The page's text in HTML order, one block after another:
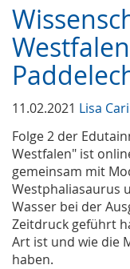
11.02.2021 Lisa
Folge 2 der
Westfalen" ist
gemeinsam mit
Westphaliasaurus
Wasser bei der
Zeitdruck geführt
Art ist und wie die
haben.